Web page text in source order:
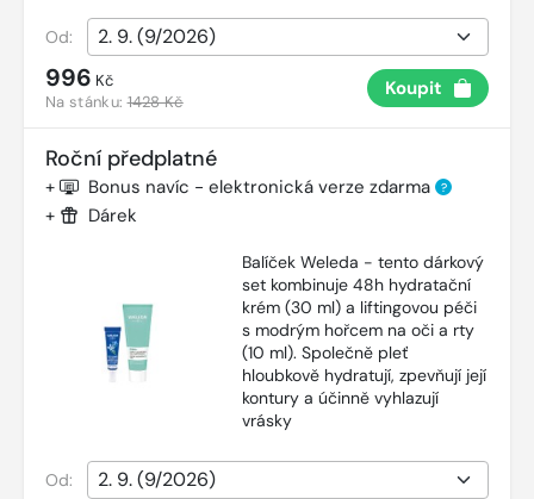
Od:
996 Kč
Na stánku:1428 Kč
Koupit
Roční předplatné
+ Bonus navíc - elektronická verze zdarma ?
+ Dárek
Balíček Weleda - tento dárkový
set kombinuje 48h hydratační
krém (30 ml) a liftingovou péči
s modrým hořcem na oči a rty
(10 ml). Společně pleť
hloubkově hydratují, zpevňují její
kontury a účinně vyhlazují
vrásky
Od: